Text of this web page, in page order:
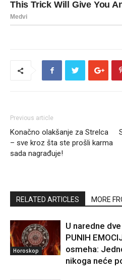
Previous article
Konačno olakšanje za Strelca
– sve kroz šta ste prošli karma
sada nagrađuje!
RELATED ARTICLES MORE
Horoskop
U naredne
PUNIH
osmeha:
nikoga neće